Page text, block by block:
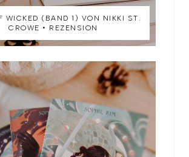
WICKED (BAND 1) VON NIKKI ST.
CROWE • REZENSION